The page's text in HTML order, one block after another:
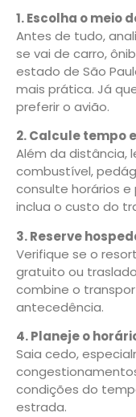
1. Escolha o meio
Antes de tudo,
se vai de carro,
estado de São
mais prática. Já
preferir o avião.
2. Calcule tempo
Além da distância,
combustível,
consulte horários e
inclua o custo do
3. Reserve
Verifique se o
gratuito ou
combine o
antecedência.
4. Planeje o
Saia cedo,
condições do
estrada.